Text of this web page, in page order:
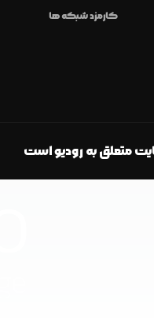
کارمزد شبکه ها
متعلق به رودیو است